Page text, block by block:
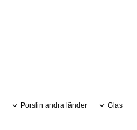
Porslin andra länder Glas